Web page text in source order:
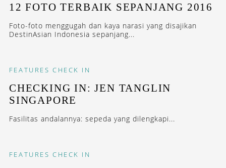
12 FOTO TERBAIK SEPANJANG 2016
Foto-foto menggugah dan kaya narasi yang disajikan
DestinAsian Indonesia sepanjang...
FEATURES CHECK IN
CHECKING IN: JEN TANGLIN
SINGAPORE
Fasilitas andalannya: sepeda yang dilengkapi...
FEATURES CHECK IN